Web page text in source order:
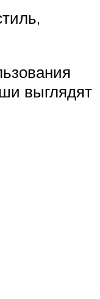
выглядят